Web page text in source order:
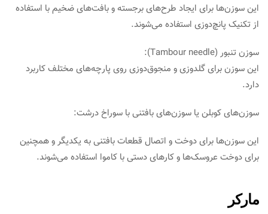
این سوزن‌ها برای ایجاد طرح‌های برجسته و بافت‌های ضخیم با استفاده
از تکنیک پانچ‌دوزی استفاده می‌شوند.
سوزن تنبور (Tambour needle):
این سوزن برای گلدوزی و منجوق‌دوزی روی پارچه‌های مختلف کاربرد
دارد.
سوزن‌های کوبلن یا سوزن‌های بافتنی با سوراخ درشت:
این سوزن‌ها برای دوخت و اتصال قطعات بافتنی به یکدیگر و همچنین
برای دوخت عروسک‌ها و کارهای دستی با کاموا استفاده می‌شوند.
مارکر